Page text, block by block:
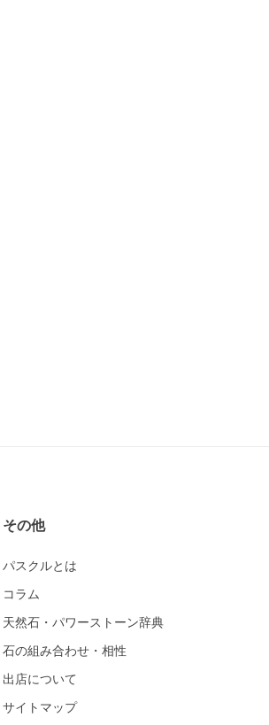
その他
パスクルとは
コラム
天然石・パワーストーン辞典
石の組み合わせ・相性
出店について
サイトマップ